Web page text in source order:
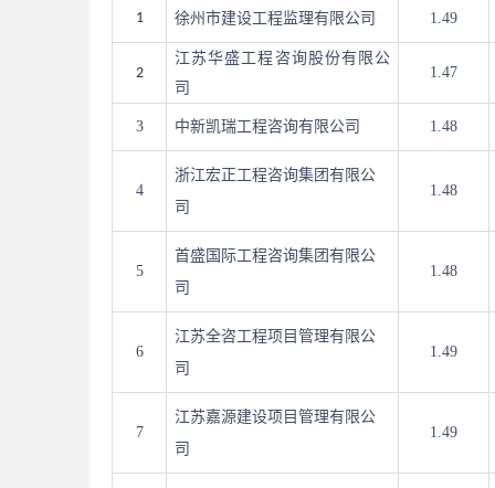
1 徐州市建设工程监理有限公司 1.49
2
江苏华盛工程咨询股份有限公
司
1.47
3 中新凯瑞工程咨询有限公司 1.48
4
浙江宏正工程咨询集团有限公
司
1.48
5
首盛国际工程咨询集团有限公
司
1.48
6
江苏全咨工程项目管理有限公
司
1.49
7
江苏嘉源建设项目管理有限公
司
1.49